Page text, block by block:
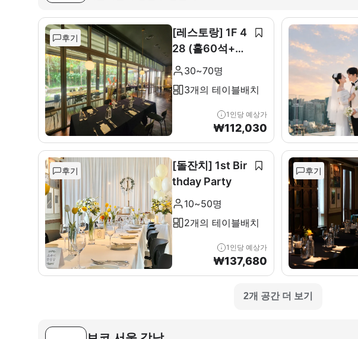
후기
[레스토랑] 1F 4
28 (홀60석+룸
10석)30~70명
3개의 테이블배치
1인당 예상가
₩112,030
후기
[돌잔치] 1st Bir
thday Party
10~50명
2개의 테이블배치
1인당 예상가
₩137,680
후기
2개 공간 더 보기